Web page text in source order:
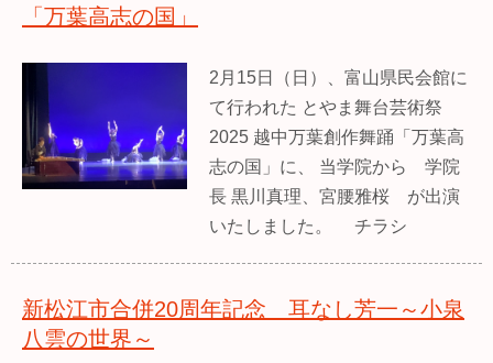
「万葉高志の国」
2月15日（日）、富山県民会館に
て行われた とやま舞台芸術祭
2025 越中万葉創作舞踊「万葉高
志の国」に、 当学院から 学院
長 黒川真理、宮腰雅桜 が出演
いたしました。 チラシ
新松江市合併20周年記念 耳なし芳一～小泉
八雲の世界～